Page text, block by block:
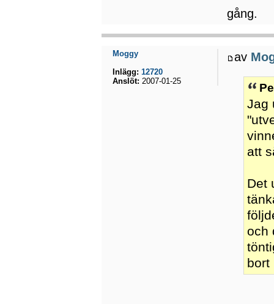
gång.
av
Jag
att
Det
och
bort
Moggy
Inlägg: 12720
Anslöt: 2007-01-25